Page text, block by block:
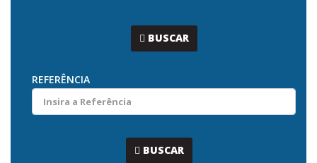
BUSCAR
REFERÊNCIA
BUSCAR